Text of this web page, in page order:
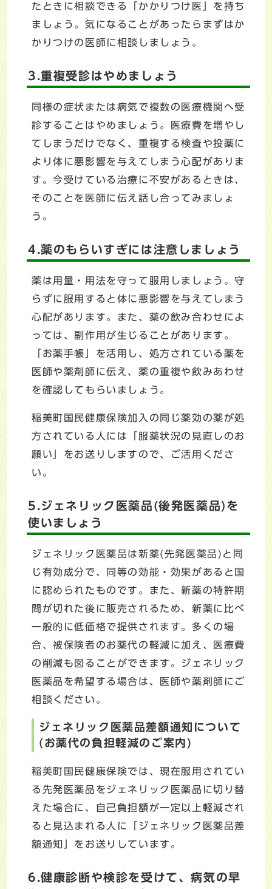
たときに相談できる「かかりつけ医」を持ち
ましょう。気になることがあったらまずはか
かりつけの医師に相談しましょう。
3.重複受診はやめましょう
同様の症状または病気で複数の医療機関へ受
診することはやめましょう。医療費を増やし
てしまうだけでなく、重複する検査や投薬に
より体に悪影響を与えてしまう心配がありま
す。今受けている治療に不安があるときは、
そのことを医師に伝え話し合ってみましょ
う。
4.薬のもらいすぎには注意しましょう
薬は用量・用法を守って服用しましょう。守
らずに服用すると体に悪影響を与えてしまう
心配があります。また、薬の飲み合わせによ
っては、副作用が生じることがあります。
「お薬手帳」を活用し、処方されている薬を
医師や薬剤師に伝え、薬の重複や飲みあわせ
を確認してもらいましょう。
稲美町国民健康保険加入の同じ薬効の薬が処
方されている人には「服薬状況の見直しのお
願い」をお送りしますので、ご活用くださ
い。
5.ジェネリック医薬品(後発医薬品)を
使いましょう
ジェネリック医薬品は新薬(先発医薬品)と同
じ有効成分で、同等の効能・効果があると国
に認められたものです。また、新薬の特許期
間が切れた後に販売されるため、新薬に比べ
一般的に低価格で提供されます。多くの場
合、被保険者のお薬代の軽減に加え、医療費
の削減も図ることができます。ジェネリック
医薬品を希望する場合は、医師や薬剤師にご
相談ください。
ジェネリック医薬品差額通知について
(お薬代の負担軽減のご案内)
稲美町国民健康保険では、現在服用されてい
る先発医薬品をジェネリック医薬品に切り替
えた場合に、自己負担額が一定以上軽減され
ると見込まれる人に「ジェネリック医薬品差
額通知」をお送りしています。
6.健康診断や検診を受けて、病気の早